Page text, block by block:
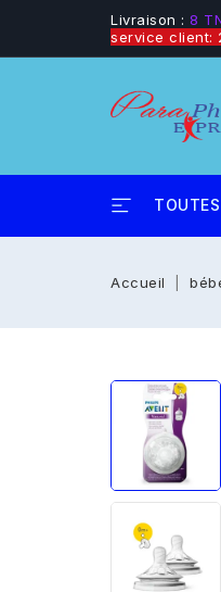
Livraison : 8
service client:
Accueil